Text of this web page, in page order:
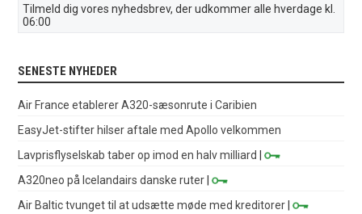
Tilmeld dig vores nyhedsbrev, der udkommer alle hverdage kl.
06:00
SENESTE NYHEDER
Air France etablerer A320-sæsonrute i Caribien
EasyJet-stifter hilser aftale med Apollo velkommen
Lavprisflyselskab taber op imod en halv milliard
|
A320neo på Icelandairs danske ruter |
Air Baltic tvunget til at udsætte møde med kreditorer |